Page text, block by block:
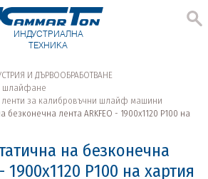
ИНДУСТРИАЛНА
ТЕХНИКА
И ДЪРВООБРАБОТВАНЕ
шлайфане
за калибровъчни шлайф машини
безконечна лента ARKFEO - 1900х1120 P100 на
на безконечна
1900х1120 P100 на хартия